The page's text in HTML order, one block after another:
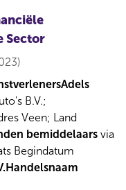
Sector
B.V.;
Veen; Land
bemiddelaars via
Begindatum